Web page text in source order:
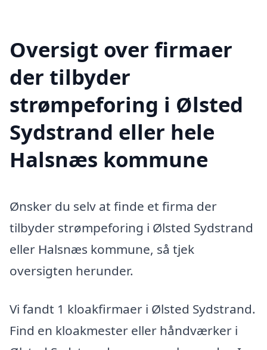
Oversigt over firmaer
der tilbyder
strømpeforing i Ølsted
Sydstrand eller hele
Halsnæs kommune
Ønsker du selv at finde et firma der
tilbyder strømpeforing i Ølsted Sydstrand
eller Halsnæs kommune, så tjek
oversigten herunder.
Vi fandt 1 kloakfirmaer i Ølsted Sydstrand.
Find en kloakmester eller håndværker i